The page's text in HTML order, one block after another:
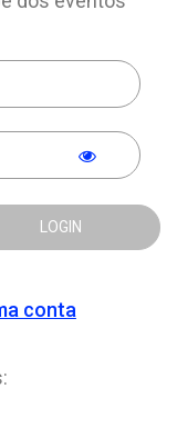
LOGIN
conta